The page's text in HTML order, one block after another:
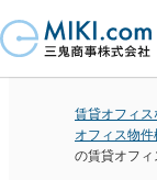
賃貸オフィ
オフィス物
の賃貸オフィ